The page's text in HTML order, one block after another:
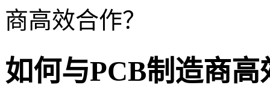
商高效合作？
如何与PCB制造商高